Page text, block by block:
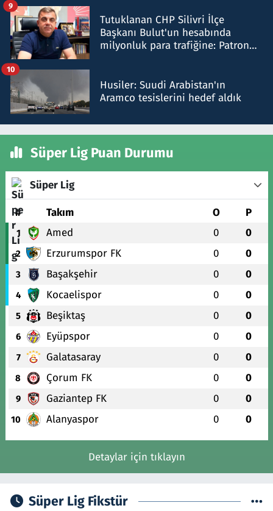
Tutuklanan CHP Silivri İlçe
Başkanı Bulut'un hesabında
milyonluk para trafiğine: Patron
9
Husiler: Suudi Arabistan'ın
Aramco tesislerini hedef aldık
10
Süper Lig Puan Durumu
Süper Lig
# Takım O P
1 Amed 0 0
2 Erzurumspor FK 0 0
3 Başakşehir 0 0
4 Kocaelispor 0 0
5 Beşiktaş 0 0
6 Eyüpspor 0 0
7 Galatasaray 0 0
8 Çorum FK 0 0
9 Gaziantep FK 0 0
10 Alanyaspor 0 0
Detaylar için tıklayın
Süper Lig Fikstür